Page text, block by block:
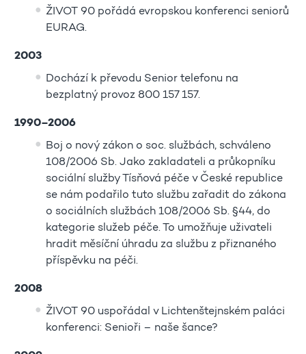
ŽIVOT 90 pořádá evropskou konferenci seniorů
EURAG.
2003
Dochází k převodu Senior telefonu na
bezplatný provoz 800 157 157.
1990–2006
Boj o nový zákon o soc. službách, schváleno
108/2006 Sb. Jako zakladateli a průkopníku
sociální služby Tísňová péče v České republice
se nám podařilo tuto službu zařadit do zákona
o sociálních službách 108/2006 Sb. §44, do
kategorie služeb péče. To umožňuje uživateli
hradit měsíční úhradu za službu z přiznaného
příspěvku na péči.
2008
ŽIVOT 90 uspořádal v Lichtenštejnském paláci
konferenci: Senioři – naše šance?